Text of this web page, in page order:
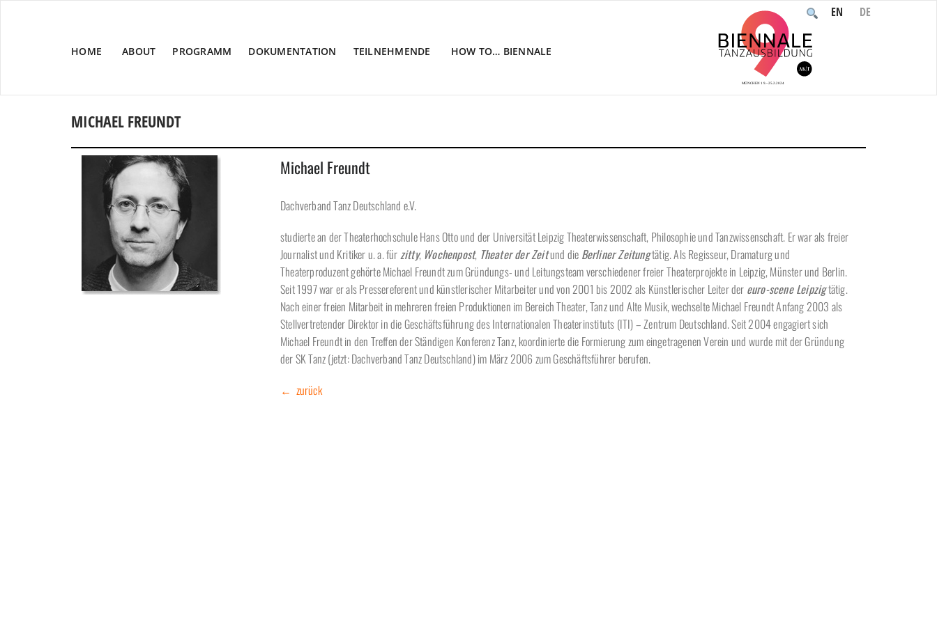
EN DE
HOME ABOUT PROGRAMM DOKUMENTATION TEILNEHMENDE HOW TO… BIENNALE
MICHAEL FREUNDT
Michael Freundt
Dachverband Tanz Deutschland e.V.
studierte an der Theaterhochschule Hans Otto und der Universität Leipzig Theaterwissenschaft, Philosophie und Tanzwissenschaft. Er war als freier
Journalist und Kritiker u. a. fürzitty, Wochenpost, Theater der Zeitund die Berliner Zeitungtätig. Als Regisseur, Dramaturg und
Theaterproduzent gehörte Michael Freundt zum Gründungs- und Leitungsteam verschiedener freier Theaterprojekte in Leipzig, Münster und Berlin.
Seit 1997 war er als Pressereferent und künstlerischer Mitarbeiter und von 2001 bis 2002 als Künstlerischer Leiter der euro-scene Leipzigtätig.
Nach einer freien Mitarbeit in mehreren freien Produktionen im Bereich Theater, Tanz und Alte Musik, wechselte Michael Freundt Anfang 2003 als
Stellvertretender Direktor in die Geschäftsführung des Internationalen Theaterinstituts (ITI) – Zentrum Deutschland. Seit 2004 engagiert sich
Michael Freundt in den Treffen der Ständigen Konferenz Tanz, koordinierte die Formierung zum eingetragenen Verein und wurde mit der Gründung
der SK Tanz (jetzt: Dachverband Tanz Deutschland) im März 2006 zum Geschäftsführer berufen.
← zurück